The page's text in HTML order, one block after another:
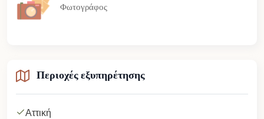
Φωτογράφος
Περιοχές εξυπηρέτησης
Αττική